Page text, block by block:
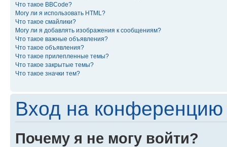
Что такое BBCode?
Могу ли я использовать HTML?
Что такое смайлики?
Могу ли я добавлять изображения к сообщениям?
Что такое важные объявления?
Что такое объявления?
Что такое прилепленные темы?
Что такое закрытые темы?
Что такое значки тем?
Вход на конференцию
Почему я не могу войти?